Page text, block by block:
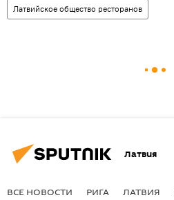
Латвийское общество ресторанов
Латвия
ВСЕ НОВОСТИ РИГА ЛАТВИЯ